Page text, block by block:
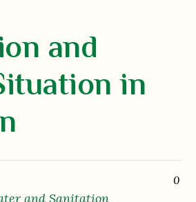
and
in
0
and Sanitation